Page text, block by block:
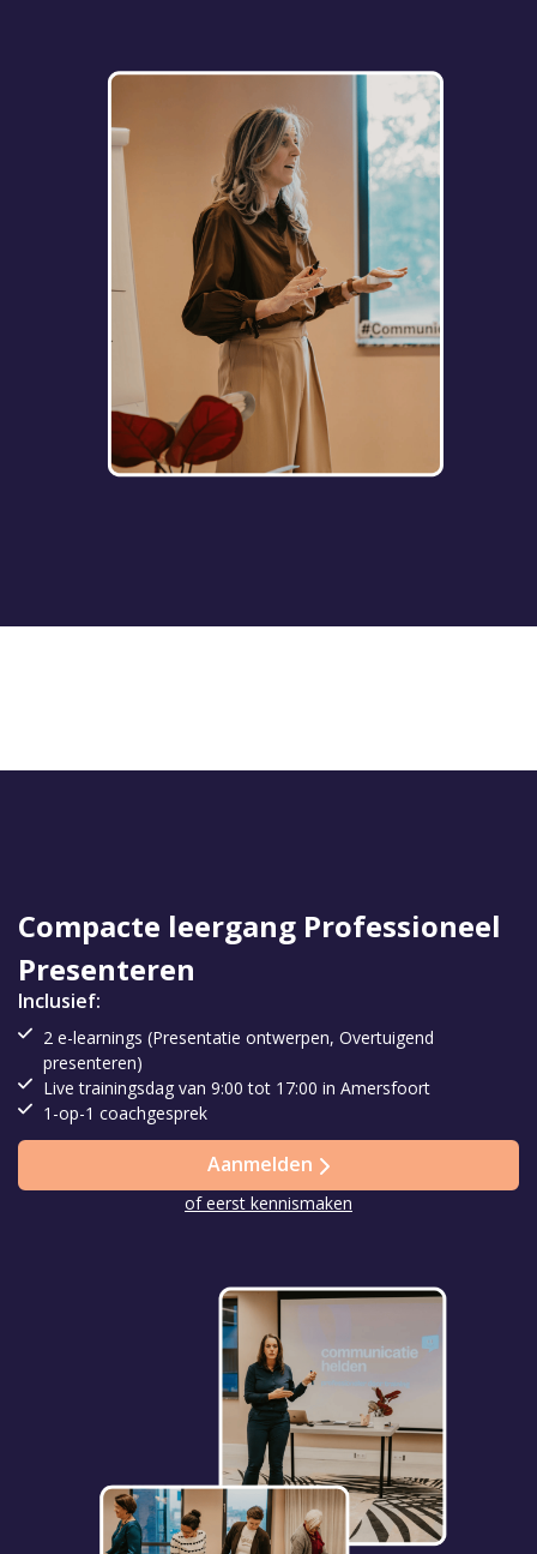
Compacte leergang Professioneel
Presenteren
Inclusief:
2 e-learnings (Presentatie ontwerpen, Overtuigend
presenteren)
Live trainingsdag van 9:00 tot 17:00 in Amersfoort
1-op-1 coachgesprek
Aanmelden
of eerst kennismaken